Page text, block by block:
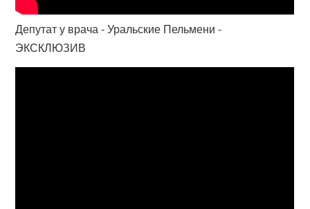
Депутат у врача - Уральские Пельмени -
ЭКСКЛЮЗИВ